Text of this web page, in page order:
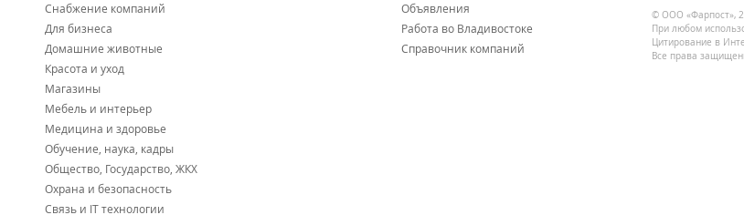
Снабжение компаний
Для бизнеса
Домашние животные
Красота и уход
Магазины
Мебель и интерьер
Медицина и здоровье
Обучение, наука, кадры
Общество, Государство, ЖКХ
Охрана и безопасность
Связь и IT технологии
Объявления
Работа во Владивостоке
Справочник компаний
© ООО «Фарпост»,
При любом
Цитирование в
Все права